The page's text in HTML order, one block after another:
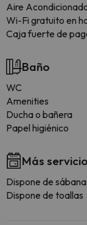
Aire
Wi-Fi gratuito en
Caja fuerte de
Baño
WC
Amenities
Ducha o bañera
Papel higiénico
Más
Dispone de
Dispone de toallas